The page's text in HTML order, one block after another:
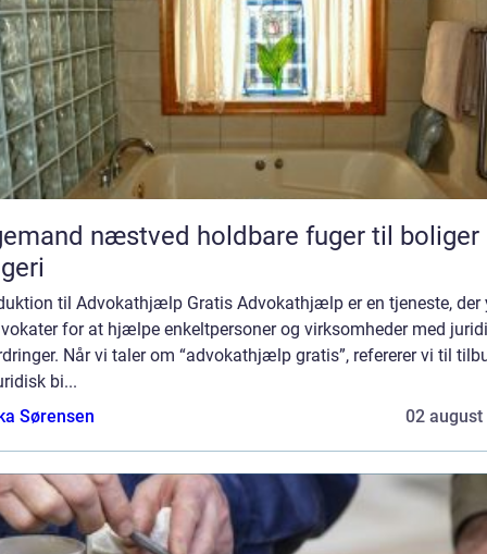
næstved holdbare fuger til boliger og
til Advokathjælp Gratis Advokathjælp er en tjeneste, der
for at hjælpe enkeltpersoner og virksomheder med
Når vi taler om “advokathjælp gratis”, refererer vi til
bi...
Sørensen
02 august